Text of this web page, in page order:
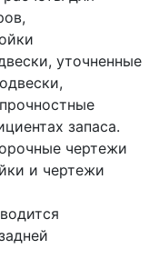
уточненные
запаса.
чертежи
и чертежи